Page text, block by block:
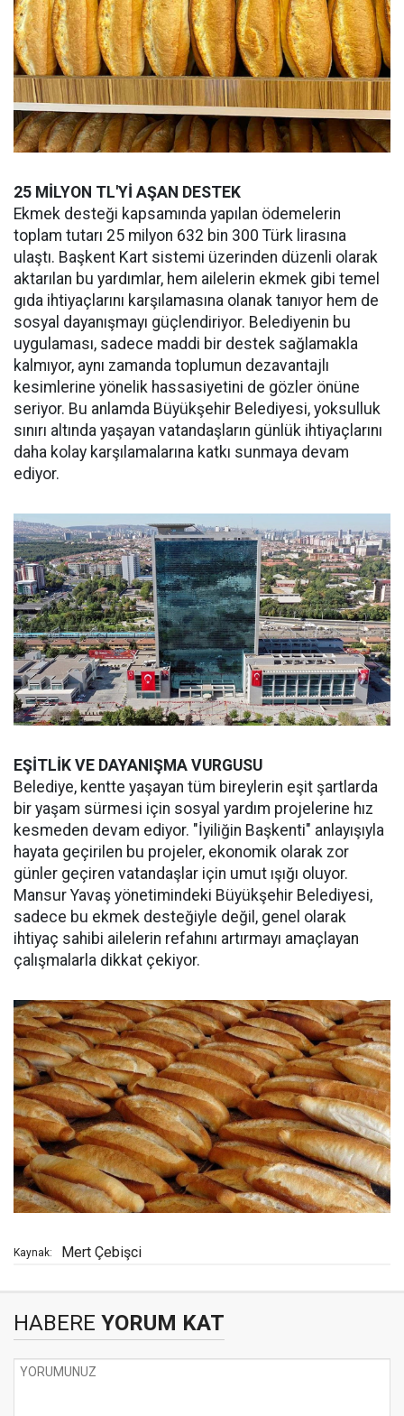
25 MİLYON TL'Yİ AŞAN DESTEK
Ekmek desteği kapsamında yapılan ödemelerin
toplam tutarı 25 milyon 632 bin 300 Türk lirasına
ulaştı. Başkent Kart sistemi üzerinden düzenli olarak
aktarılan bu yardımlar, hem ailelerin ekmek gibi temel
gıda ihtiyaçlarını karşılamasına olanak tanıyor hem de
sosyal dayanışmayı güçlendiriyor. Belediyenin bu
uygulaması, sadece maddi bir destek sağlamakla
kalmıyor, aynı zamanda toplumun dezavantajlı
kesimlerine yönelik hassasiyetini de gözler önüne
seriyor. Bu anlamda Büyükşehir Belediyesi, yoksulluk
sınırı altında yaşayan vatandaşların günlük ihtiyaçlarını
daha kolay karşılamalarına katkı sunmaya devam
ediyor.
EŞİTLİK VE DAYANIŞMA VURGUSU
Belediye, kentte yaşayan tüm bireylerin eşit şartlarda
bir yaşam sürmesi için sosyal yardım projelerine hız
kesmeden devam ediyor. "İyiliğin Başkenti" anlayışıyla
hayata geçirilen bu projeler, ekonomik olarak zor
günler geçiren vatandaşlar için umut ışığı oluyor.
Mansur Yavaş yönetimindeki Büyükşehir Belediyesi,
sadece bu ekmek desteğiyle değil, genel olarak
ihtiyaç sahibi ailelerin refahını artırmayı amaçlayan
çalışmalarla dikkat çekiyor.
Kaynak: Mert Çebişci
HABERE YORUM KAT